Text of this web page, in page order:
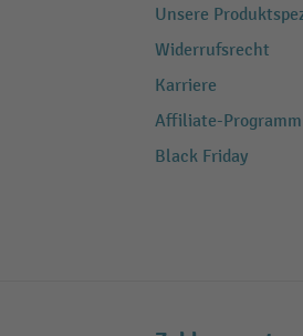
Unsere
Widerrufsrecht
Karriere
Affiliate-Programm
Black Friday